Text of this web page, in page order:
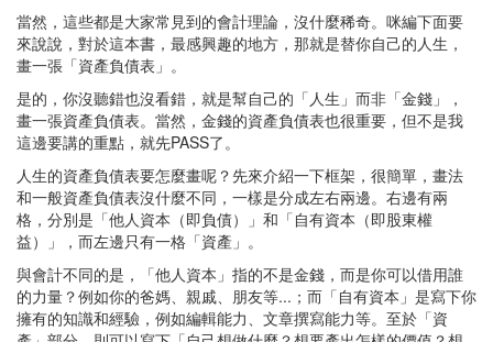
當然，這些都是大家常見到的會計理論，沒什麼稀奇。咪編下面要
來說說，對於這本書，最感興趣的地方，那就是替你自己的人生，
畫一張「資產負債表」。
是的，你沒聽錯也沒看錯，就是幫自己的「人生」而非「金錢」，
畫一張資產負債表。當然，金錢的資產負債表也很重要，但不是我
這邊要講的重點，就先PASS了。
人生的資產負債表要怎麼畫呢？先來介紹一下框架，很簡單，畫法
和一般資產負債表沒什麼不同，一樣是分成左右兩邊。右邊有兩
格，分別是「他人資本（即負債）」和「自有資本（即股東權
益）」，而左邊只有一格「資產」。
與會計不同的是，「他人資本」指的不是金錢，而是你可以借用誰
的力量？例如你的爸媽、親戚、朋友等...；而「自有資本」是寫下你
擁有的知識和經驗，例如編輯能力、文章撰寫能力等。至於「資